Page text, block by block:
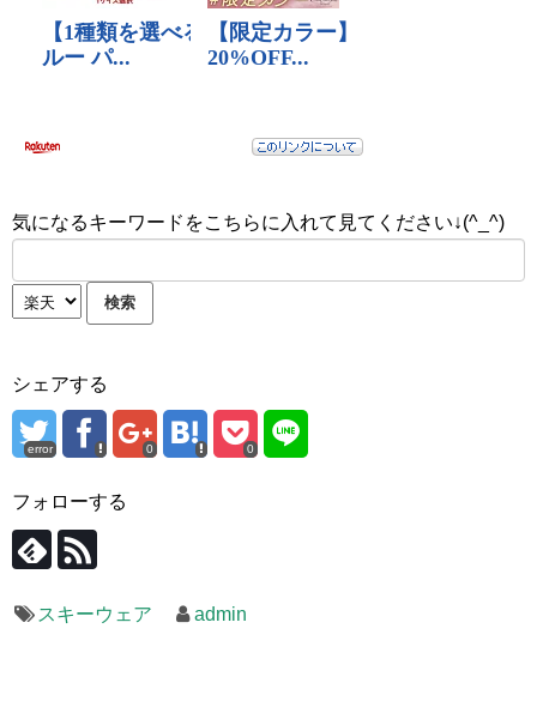
気になるキーワードをこちらに入れて見てください↓(^_^)
シェアする
error 0 0
フォローする
スキーウェア admin